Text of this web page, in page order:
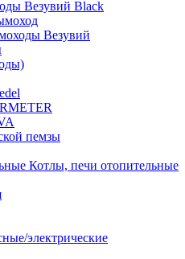
Везувий Black
Везувий
пемзы
Котлы, печи отопительные
электрические